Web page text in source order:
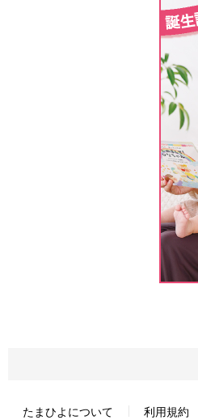
たまひよについて 利用規約